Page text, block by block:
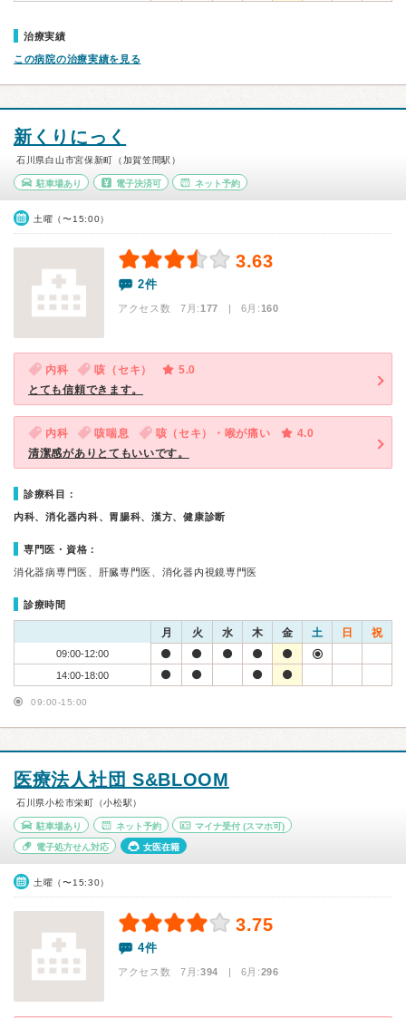
治療実績
この病院の治療実績を見る
新くりにっく
石川県白山市宮保新町（加賀笠間駅）
駐車場あり 電子決済可 ネット予約
土曜（〜15:00）
3.63
2件
アクセス数 7月:177 | 6月:160
内科 咳（セキ）
5.0
とても信頼できます。
内科 咳喘息 咳（セキ）・喉が痛い
4.0
清潔感がありとてもいいです。
診療科目：
内科、消化器内科、胃腸科、漢方、健康診断
専門医・資格：
消化器病専門医、肝臓専門医、消化器内視鏡専門医
診療時間
月 火 水 木 金 土 日 祝
09:00-12:00
14:00-18:00
09:00-15:00
医療法人社団 S&BLOOM
石川県小松市栄町（小松駅）
駐車場あり ネット予約 マイナ受付 (スマホ可)
電子処方せん対応 女医在籍
土曜（〜15:30）
3.75
4件
アクセス数 7月:394 | 6月:296